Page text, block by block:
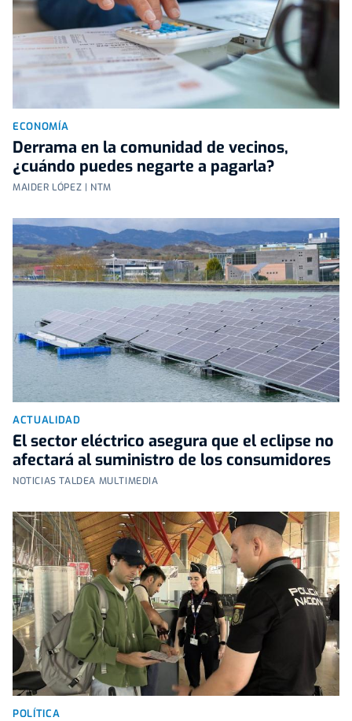
ECONOMÍA
Derrama en la comunidad de vecinos,
¿cuándo puedes negarte a pagarla?
MAIDER LÓPEZ | NTM
ACTUALIDAD
El sector eléctrico asegura que el eclipse no
afectará al suministro de los consumidores
NOTICIAS TALDEA MULTIMEDIA
POLÍTICA